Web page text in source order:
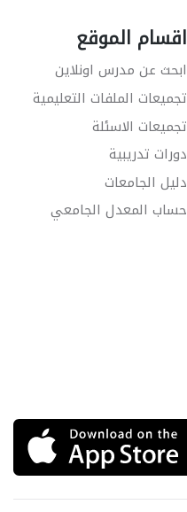
اقسام الموقع
ابحث عن مدرس اونلاين
تجميعات الملفات التعليمية
تجميعات الاسئلة
دورات تدريبية
دليل الجامعات
حساب المعدل الجامعي